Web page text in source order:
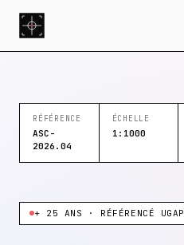
RÉFÉRENCE
ASC-
2026.04
ÉCHELLE
1:1000
+ 25 ANS · RÉFÉRENCÉ UGAP